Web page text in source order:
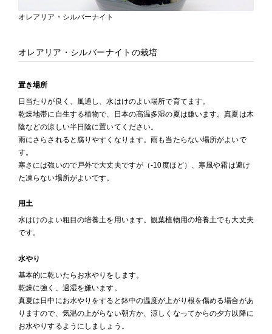
オレアリア・シルバーナイト
オレアリア・シルバーナイトの栽培
置き場所
日当たりが良く、風通し、水はけのよい場所で育てます。
乾燥地帯に自生する植物で、日本の高温多湿の夏は嫌います。真夏は木
陰などの涼しい半日陰に置いてください。
雨にさらされると腐りやすくなります。雨も当たらない場所がよいで
す。
寒さには強いので戸外で大丈夫ですが（-10度ほど）、寒風や霜は避け
た凍らない場所がよいです。
用土
水はけのよい粗目の培養土を用います。観葉植物用の培養土でも大丈夫
です。
水やり
基本的に乾いたらお水やりをします。
乾燥に強く、過湿を嫌います。
真夏は日中にお水やりをすると鉢中の温度が上がり根を傷める場合があ
りますので、気温の上がらない朝方か、涼しくなってからの夕方以降に
お水やりするようにしましょう。